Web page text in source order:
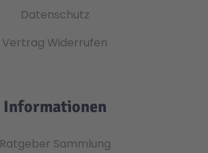
Datenschutz
Vertrag Widerrufen
Informationen
Ratgeber Sammlung